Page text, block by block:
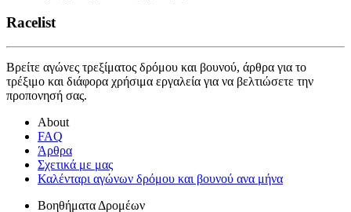
Racelist
Βρείτε αγώνες τρεξίματος δρόμου και βουνού, άρθρα για το
τρέξιμο και διάφορα χρήσιμα εργαλεία για να βελτιώσετε την
προπονησή σας.
About
FAQ
Άρθρα
Σχετικά με μας
Καλένταρι αγώνων δρόμου και βουνού ανα μήνα
Βοηθήματα Δρομέων